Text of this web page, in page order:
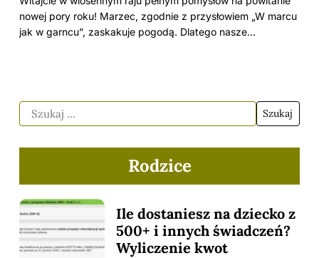
nowej pory roku! Marzec, zgodnie z przysłowiem „W marcu
jak w garncu”, zaskakuje pogodą. Dlatego nasze…
Rodzice
Ile dostaniesz na dziecko z
500+ i innych świadczeń?
Wyliczenie kwot